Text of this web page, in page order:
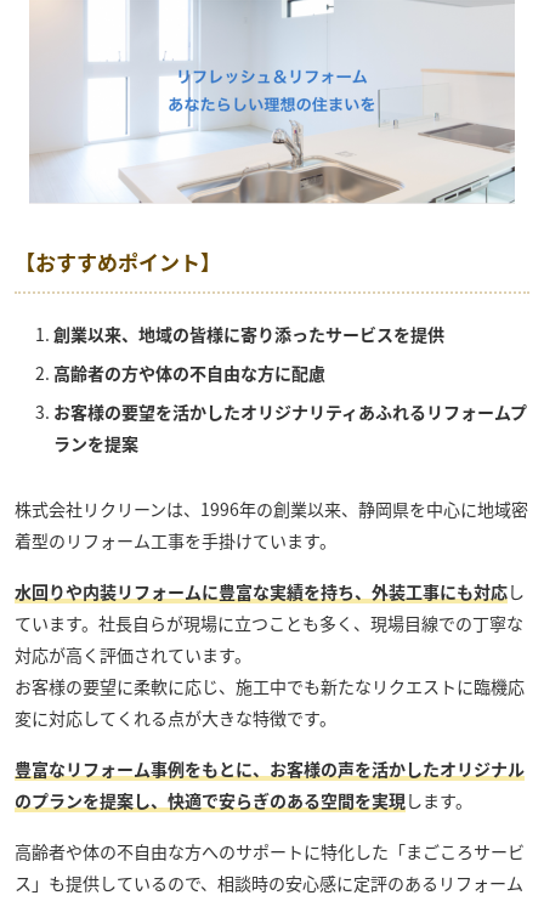
【おすすめポイント】
創業以来、地域の皆様に寄り添ったサービスを提供
高齢者の方や体の不自由な方に配慮
お客様の要望を活かしたオリジナリティあふれるリフォームプ
ランを提案
株式会社リクリーンは、1996年の創業以来、静岡県を中心に地域密
着型のリフォーム工事を手掛けています。
水回りや内装リフォームに豊富な実績を持ち、外装工事にも対応し
ています。社長自らが現場に立つことも多く、現場目線での丁寧な
対応が高く評価されています。
お客様の要望に柔軟に応じ、施工中でも新たなリクエストに臨機応
変に対応してくれる点が大きな特徴です。
豊富なリフォーム事例をもとに、お客様の声を活かしたオリジナル
のプランを提案し、快適で安らぎのある空間を実現します。
高齢者や体の不自由な方へのサポートに特化した「まごころサービ
ス」も提供しているので、相談時の安心感に定評のあるリフォーム